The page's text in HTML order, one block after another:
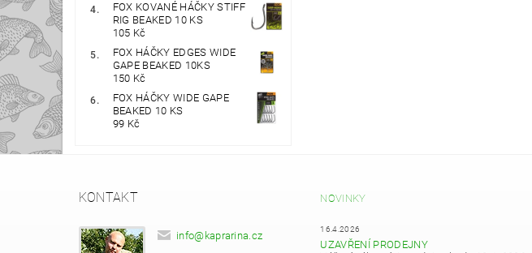
FOX KOVANÉ HÁČKY STIFF
RIG BEAKED 10 KS
105 Kč
FOX HÁČKY EDGES WIDE
GAPE BEAKED 10KS
150 Kč
FOX HÁČKY WIDE GAPE
BEAKED 10 KS
99 Kč
KONTAKT
info@kaprarina.cz
NOVINKY
16.4.2026
UZAVŘENÍ PRODEJNY